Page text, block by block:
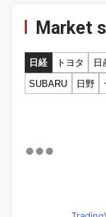
Market
日経 トヨタ 日
SUBARU
日野